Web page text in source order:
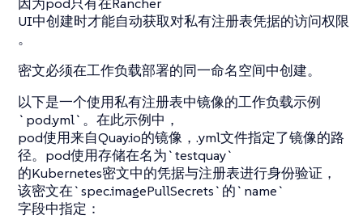
UI中创建时才能自动获取对私有注册表凭据的访问权限
。
密文必须在工作负载部署的同一命名空间中创建。
以下是一个使用私有注册表中镜像的工作负载示例
`pod.yml`。在此示例中，
pod使用来自Quay.io的镜像，.yml文件指定了镜像的路
径。pod使用存储在名为`testquay`
的Kubernetes密文中的凭据与注册表进行身份验证，
该密文在`spec.imagePullSecrets`的`name`
字段中指定：